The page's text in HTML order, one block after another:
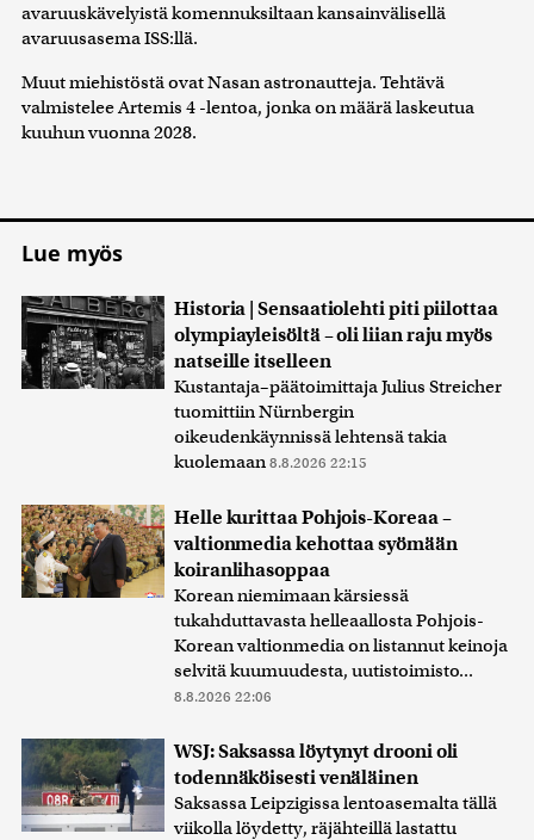
avaruuskävelyistä komennuksiltaan kansainvälisellä
avaruusasema ISS:llä.
Muut miehistöstä ovat Nasan astronautteja. Tehtävä
valmistelee Artemis 4 -lentoa, jonka on määrä laskeutua
kuuhun vuonna 2028.
Lue myös
Historia | Sensaatiolehti piti piilottaa
olympiayleisöltä – oli liian raju myös
natseille itselleen
Kustantaja–päätoimittaja Julius Streicher
tuomittiin Nürnbergin
oikeudenkäynnissä lehtensä takia
kuolemaan 8.8.2026 22:15
Helle kurittaa Pohjois-Koreaa –
valtionmedia kehottaa syömään
koiranlihasoppaa
Korean niemimaan kärsiessä
tukahduttavasta helleaallosta Pohjois-
Korean valtionmedia on listannut keinoja
selvitä kuumuudesta, uutistoimisto...
8.8.2026 22:06
WSJ: Saksassa löytynyt drooni oli
todennäköisesti venäläinen
Saksassa Leipzigissa lentoasemalta tällä
viikolla löydetty, räjähteillä lastattu